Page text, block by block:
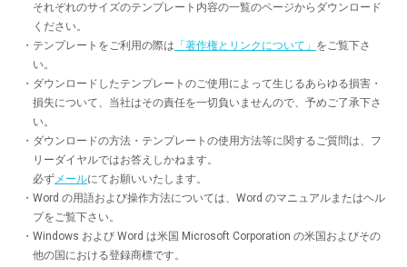
それぞれのサイズのテンプレート内容の一覧のページからダウンロード
ください。
・ テンプレートをご利用の際は 「著作権とリンクについて」 をご覧下さ
い。
・ ダウンロードしたテンプレートのご使用によって生じるあらゆる損害・
損失について、当社はその責任を一切負いませんので、予めご了承下さ
い。
・ ダウンロードの方法・テンプレートの使用方法等に関するご質問は、フ
リーダイヤルではお答えしかねます。
必ずメールにてお願いいたします。
・ Word の用語および操作方法については、Word のマニュアルまたはヘル
プをご覧下さい。
・ Windows および Word は米国 Microsoft Corporation の米国およびその
他の国における登録商標です。